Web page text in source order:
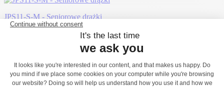
JPS11-S-M - Seniorowe drążki
JPS13-S-M - Seniorowa ławka do brzuszków